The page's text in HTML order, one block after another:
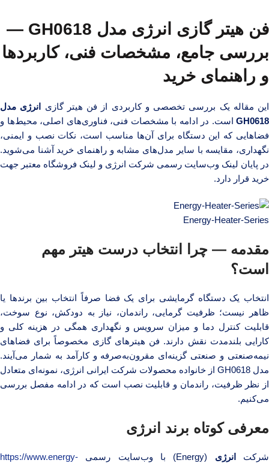
فن هیتر گازی انرژی مدل GH0618
—
بررسی جامع، مشخصات فنی، کاربردها
و راهنمای خرید
این مقاله یک بررسی تخصصی و کاربردی از فن هیتر گازی
انرژی مدل
GH0618 است. در ادامه با مشخصات فنی، فناوری‌های اصلی، محیط‌ها و
فضاهایی که این دستگاه برای آن‌ها مناسب است، نکات نصب و ایمنی،
نگهداری، مقایسه با سایر مدل‌های مشابه و راهنمای خرید آشنا می‌شوید.
در پایان لینک وب‌سایت رسمی شرکت انرژی و لینک فروشگاه معتبر جهت
خرید قرار دارد.
Energy-Heater-Series
مقدمه — چرا انتخاب درست هیتر مهم
است؟
انتخاب یک دستگاه گرمایشی برای یک فضا صرفاً انتخاب بین برندها یا
ظاهر نیست؛ ظرفیت گرمایی، راندمان، نیاز به دودکش، نوع سوخت،
قابلیت کنترل دما و میزان سرویس و نگهداری همگی در هزینه کلی و
کارایی بلندمدت نقش دارند. فن هیترهای گازی مخصوصاً برای فضاهای
نیمه‌صنعتی و صنعتی گزینه‌ای مقرون‌به‌صرفه و کارآمد به شمار می‌آیند.
مدل GH0618 از خانواده محصولات شرکت ایرانی انرژی، نمونه‌ای متعادل
از نظر ظرفیت، راندمان و قابلیت نصب است که در ادامه مفصل بررسی
می‌کنیم.
معرفی کوتاه برند انرژی
شرکت انرژی (Energy) با وب‌سایت رسمی
https://www.energy-